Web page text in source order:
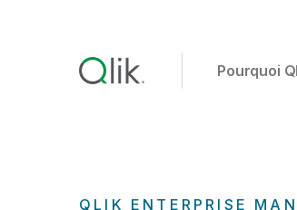
Pourquoi
QLIK ENTERPRISE